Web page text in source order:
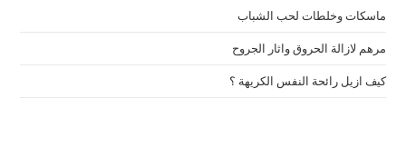
ماسكات وخلطات لحب الشباب
مرهم لازالة الحروق واثار الجروح
كيف ازيل رائحة النفس الكريهة ؟